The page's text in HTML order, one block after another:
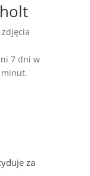
7 dni w
za